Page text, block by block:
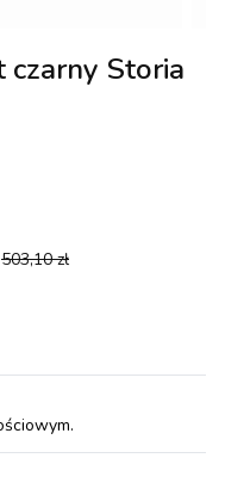
czarny Storia
503,10 zł